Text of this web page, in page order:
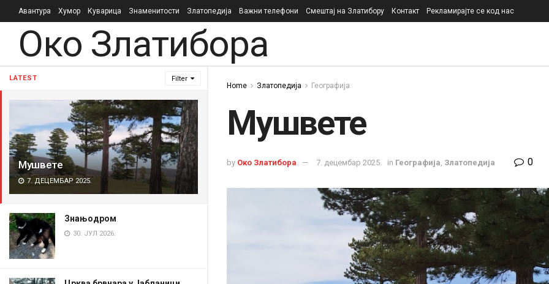
LATEST Filter
Мушвете
7. ДЕЦЕМБАР 2025.
Знањодром
30. ЈУЛ 2026.
Авантура Хумор Куварица Знаменитости Златопедија Важни телефони Смештај на Златибору Контакт Рекламирајте се код нас
Око Златибора
Home Златопедија Географија
Мушвете
by Око Златибора 7. децембар 2025. in Географија, Златопедија 0